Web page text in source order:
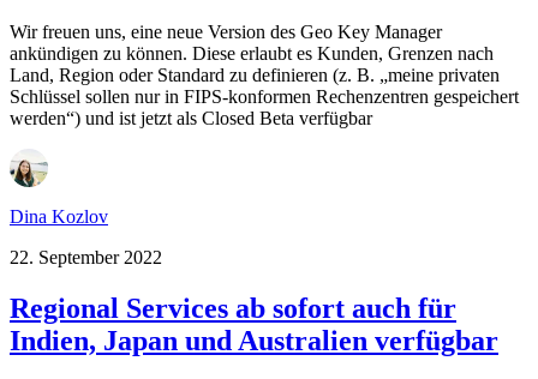
Wir freuen uns, eine neue Version des Geo Key Manager
ankündigen zu können. Diese erlaubt es Kunden, Grenzen nach
Land, Region oder Standard zu definieren (z. B. „meine privaten
Schlüssel sollen nur in FIPS-konformen Rechenzentren gespeichert
werden“) und ist jetzt als Closed Beta verfügbar
Dina Kozlov
22. September 2022
Regional Services ab sofort auch für
Indien, Japan und Australien verfügbar